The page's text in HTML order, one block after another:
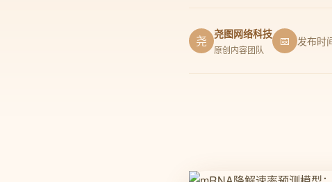
尧 尧图网络科技
原创内容团队
📅 发布时